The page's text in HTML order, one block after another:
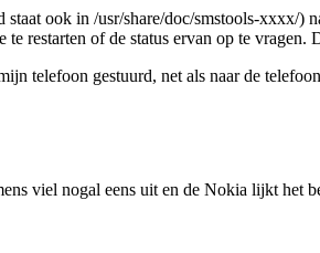
ook in /usr/share/doc/smstools-xxxx/
restarten of de status ervan op te
telefoon gestuurd, net als naar de
viel nogal eens uit en de Nokia lijkt het